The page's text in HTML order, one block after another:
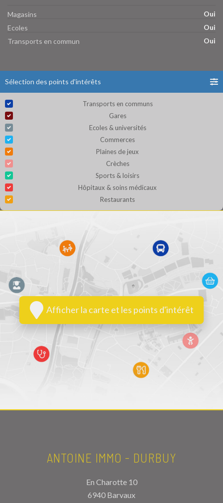
Magasins
Oui
Ecoles
Oui
Transports en commun
Oui
Sélection des points d'intérêts
Transports en communs
Gares
Ecoles & universités
Commerces
Plaines de jeux
Crèches
Sports & loisirs
Hôpitaux & soins médicaux
Restaurants
Afficher la carte et les points d'intérêt
ANTOINE IMMO - DURBUY
En Charotte 10
6940 Barvaux